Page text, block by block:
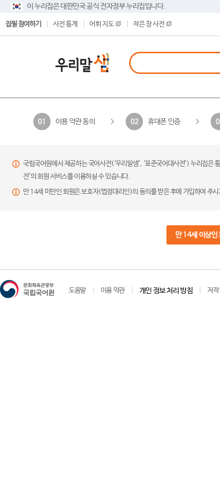
이 누리집은 대한민국 공식 전자정부 누리집입니다.
집필 참여하기 사전 통계 어휘 지도 작은 창 사전
01 이용 약관 동의 02 휴대폰 인증
국립국어원에서 제공하는 국어사전(‘우리말샘’, ‘표준국어대사전’) 누리집
전’의 회원 서비스를 이용하실 수 있습니다.
만 14세 미만인 회원은 보호자(법정대리인)의 동의를 받은 후에 가입하여 주
만 14세 이상인
도움말 이용 약관 개인 정보 처리 방침 저